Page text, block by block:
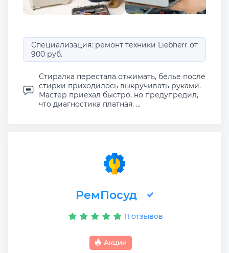
Специализация: ремонт техники Liebherr от
900 руб.
Стиралка перестала отжимать, белье после
стирки приходилось выкручивать руками.
Мастер приехал быстро, но предупредил,
что диагностика платная. ...
РемПосуд
11 отзывов
Акции